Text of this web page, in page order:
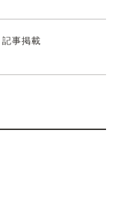
事掲載